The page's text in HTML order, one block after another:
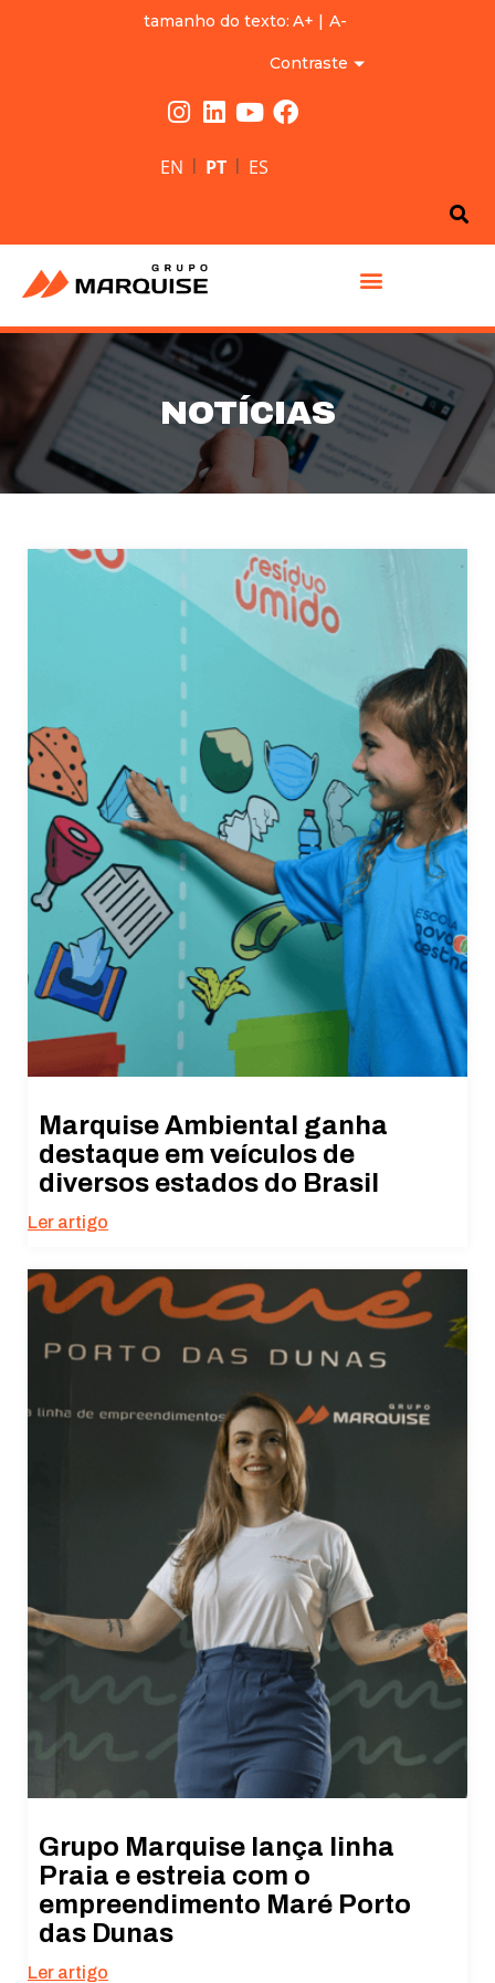
tamanho do texto: A+ | A-
Contraste
EN | PT | ES
NOTÍCIAS
Marquise Ambiental ganha
destaque em veículos de
diversos estados do Brasil
Ler artigo
Grupo Marquise lança linha
Praia e estreia com o
empreendimento Maré Porto
das Dunas
Ler artigo